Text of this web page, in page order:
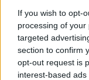
If you wish to opt-
processing of
targeted
section to confirm
opt-out request is
interest-based
hangszer
Hogy
annál, de
1x, 10x,
(részlet a